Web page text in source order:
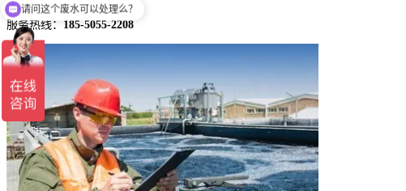
服务热线： 185-5055-2208
请问这个废水可以处理么？